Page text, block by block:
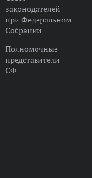
законодателей
при Федеральном
Собрании
Полномочные
представители
СФ